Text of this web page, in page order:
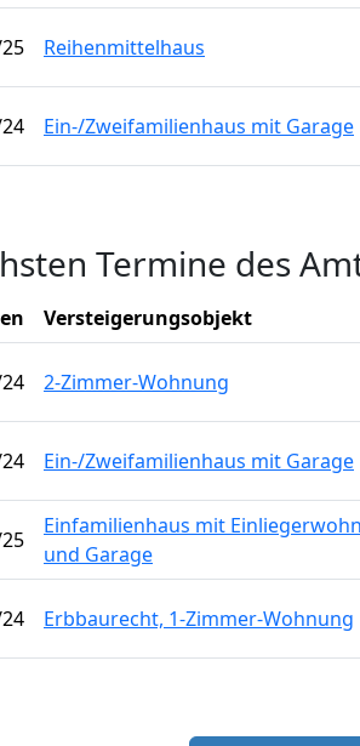
Reihenmittelhaus
Ein-/Zweifamilienhaus mit Garage
Termine des
Versteigerungsobjekt
2-Zimmer-Wohnung
Ein-/Zweifamilienhaus mit Garage
Einfamilienhaus mit
und Garage
Erbbaurecht, 1-Zimmer-Wohnung